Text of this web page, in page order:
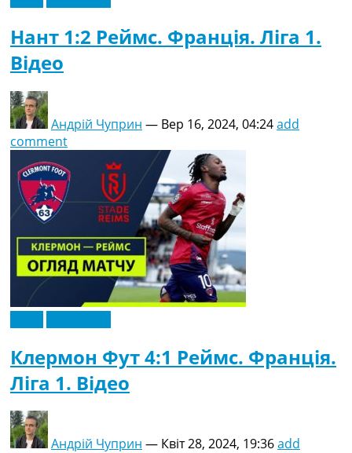
Нант 1:2 Реймс. Франція. Ліга 1.
Відео
Андрій Чуприн — Вер 16, 2024, 04:24add
comment
Клермон Фут 4:1 Реймс. Франція.
Ліга 1. Відео
Андрій Чуприн — Квіт 28, 2024, 19:36add